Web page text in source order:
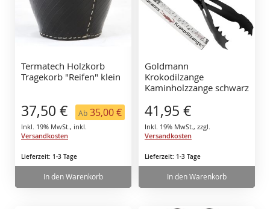
Termatech Holzkorb
Tragekorb "Reifen" klein
37,50 € Ab 35,00 €
Inkl. 19% MwSt. , inkl.
Versandkosten
Lieferzeit: 1-3 Tage
In den Warenkorb
Goldmann
Krokodilzange
Kaminholzzange schwarz
41,95 €
Inkl. 19% MwSt. , zzgl.
Versandkosten
Lieferzeit: 1-3 Tage
In den Warenkorb